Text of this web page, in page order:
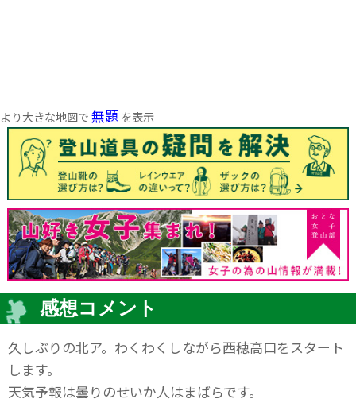
より大きな地図で 無題 を表示
感想コメント
久しぶりの北ア。わくわくしながら西穂高口をスタート
します。
天気予報は曇りのせいか人はまばらです。